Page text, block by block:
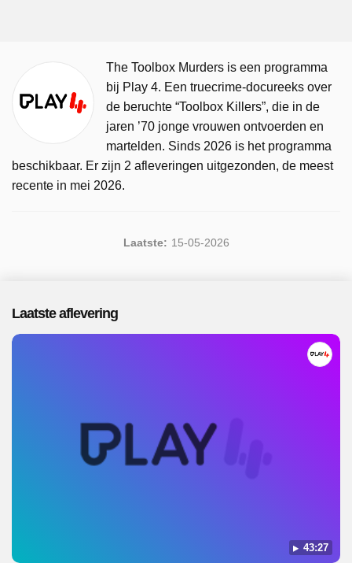
The Toolbox Murders is een programma
bij Play 4. Een truecrime-docureeks over
de beruchte “Toolbox Killers”, die in de
jaren ’70 jonge vrouwen ontvoerden en
martelden. Sinds 2026 is het programma
beschikbaar. Er zijn 2 afleveringen uitgezonden, de meest
recente in mei 2026.
Laatste: 15-05-2026
Laatste aflevering
43:27